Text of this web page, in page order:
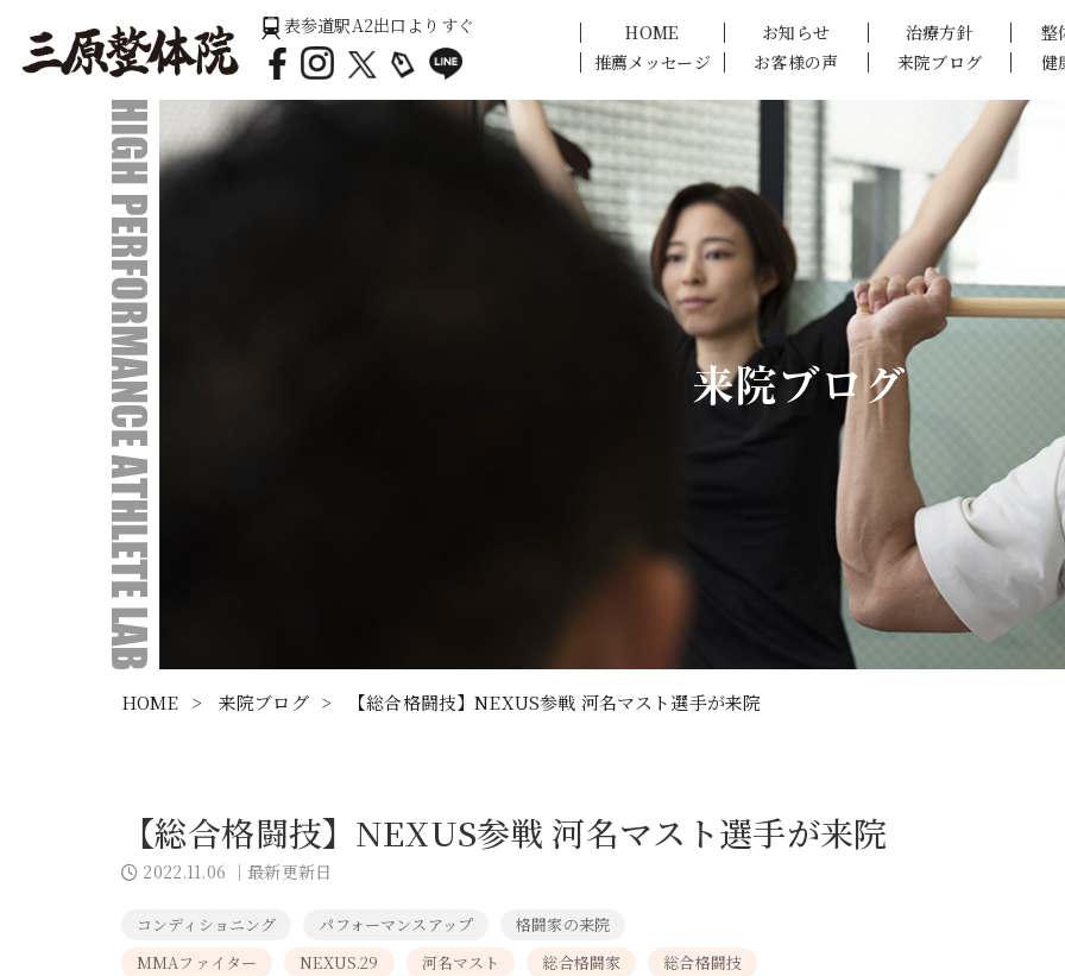
表参道駅A2出口よりすぐ HOME お知らせ 治療方針
整
推薦メッセージ
お客様の声 来院ブログ 健
来院ブログ
HOME > 来院ブログ > 【総合格闘技】NEXUS参戦 河名マスト選手が来院
【総合格闘技】NEXUS参戦 河名マスト選手が来院
2022.11.06 ｜最新更新日
コンディショニング パフォーマンスアップ
格闘家の来院
MMAファイター
NEXUS.29 河名マスト 総合格闘家 総合格闘技